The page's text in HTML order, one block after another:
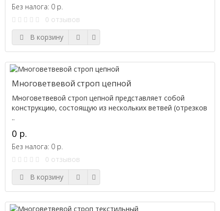
Без налога: 0 р.
0 отзывов
В корзину
Многоветвевой строп цепной
Многоветвевой строп цепной представляет собой
конструкцию, состоящую из нескольких ветвей (отрезков
..
0 р.
Без налога: 0 р.
0 отзывов
В корзину